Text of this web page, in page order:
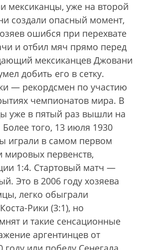
мексиканцы, уже на второй
создали опасный момент,
ошибся при перехвате
и отбил мяч прямо перед
мексиканцев Джовани
добить его в сетку.
— рекордсмен по участию
чемпионатов мира. В
уже в пятый раз вышли на
того, 13 июля 1930
играли в самом первом
мировых первенств,
1:4. Стартовый матч —
Это в 2006 году хозяева
легко обыграли
Рики (3:1), но
и такие сенсационные
аргентинцев от